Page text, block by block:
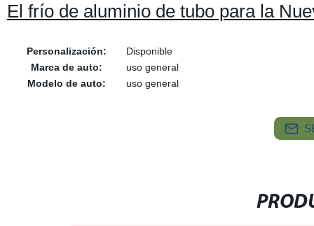
El frío de aluminio de tubo para la
Personalización:
Disponible
Marca de auto:
uso general
Modelo de auto:
uso general